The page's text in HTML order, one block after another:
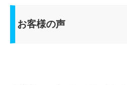
お客様の声